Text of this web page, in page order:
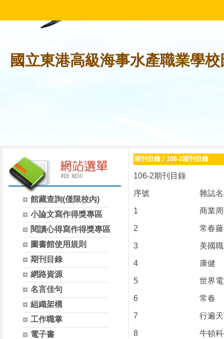
國立東港高級海事水產職業學
館藏查詢(僅限校內)
小論文寫作得獎專區
閱讀心得寫作得獎專區
圖書館使用規則
期刊目錄
網路資源
名言佳句
組織架構
工作職掌
電子書
期刊目錄/ 106-2期刊目錄
106-2期刊目錄
序號 雜誌
1 商業
2 常春
3 美國
4 康健
5 世界
6 常春
7 行遍
8 牛頓